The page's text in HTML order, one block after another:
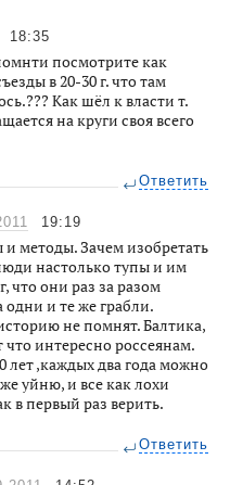
18:35
посмотрите как
в 20-30 г. что там
Как шёл к власти т.
на круги своя всего
Ответить
19:19
и методы. Зачем изобретать
настолько тупы и им
что они раз за разом
одни и те же грабли.
не помнят. Балтика,
интересно россеянам.
лет ,каждых два года можно
уйню, и все как лохи
в первый раз верить.
Ответить